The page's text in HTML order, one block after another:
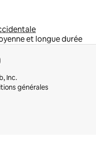
et longue durée
Inc.
générales